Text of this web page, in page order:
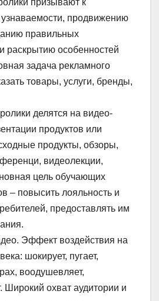
призывают к
продвижению
правильных
раскрытию особенностей
задача рекламного
товары, услуги, бренды,
делятся на видео-
продуктов или
продукты, обзоры,
видеолекции,
цель обучающих
– повысить лояльность и
предоставлять им
Эффект воздействия на
шокирует, пугает,
воодушевляет,
Широкий охват аудитории и